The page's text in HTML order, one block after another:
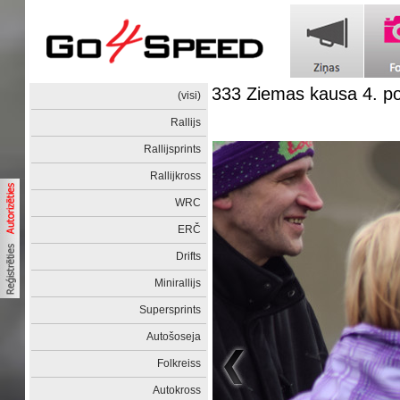
(visi)
Rallijs
Rallijsprints
Rallijkross
WRC
ERČ
Drifts
Minirallijs
Supersprints
Autošoseja
Folkreiss
Autokross
333 Ziemas kausa 4.